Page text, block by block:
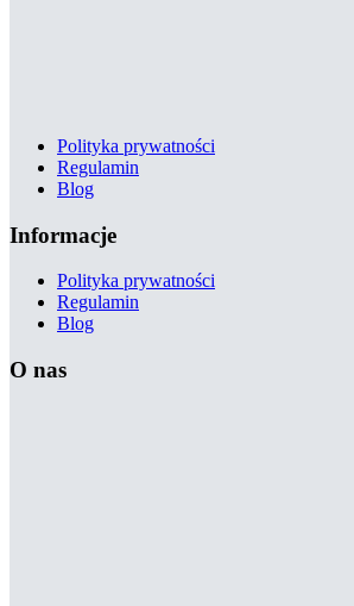
Polityka prywatności
Regulamin
Blog
Informacje
Polityka prywatności
Regulamin
Blog
O nas